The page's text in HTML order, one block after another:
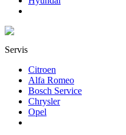
Servis
Citroen
Alfa Romeo
Bosch Service
Chrysler
Opel